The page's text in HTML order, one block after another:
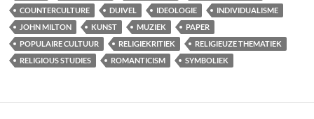
COUNTERCULTURE
DUIVEL IDEOLOGIE
INDIVIDUALISME
JOHN MILTON
KUNST MUZIEK
PAPER
POPULAIRE CULTUUR
RELIGIEKRITIEK
RELIGIEUZE THEMATIEK
RELIGIOUS STUDIES
ROMANTICISM SYMBOLIEK